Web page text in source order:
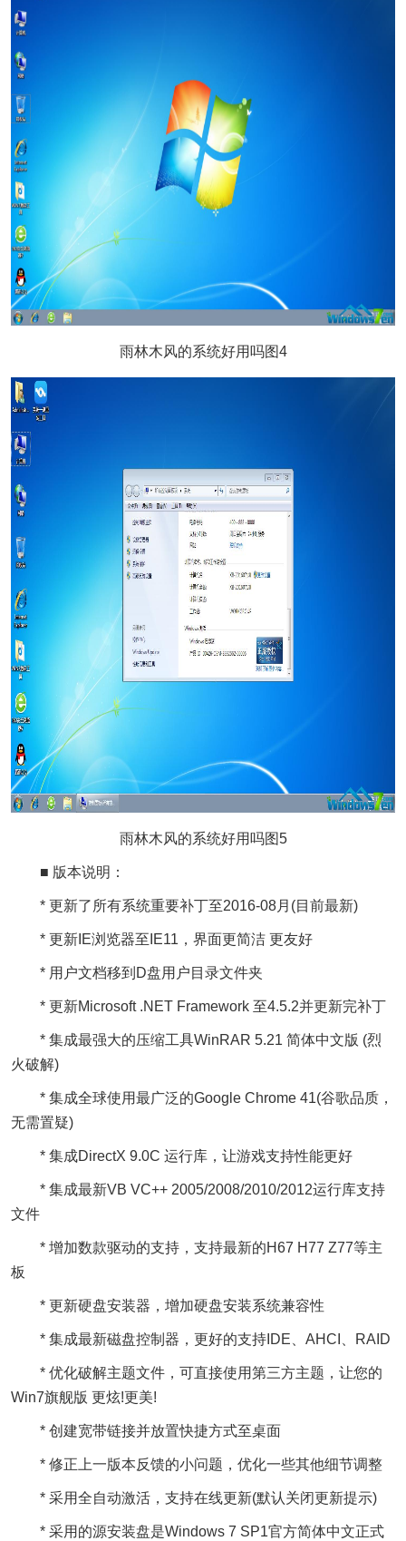
雨林木风的系统好用吗图4
雨林木风的系统好用吗图5
■ 版本说明：
* 更新了所有系统重要补丁至2016-08月(目前最新)
* 更新IE浏览器至IE11，界面更简洁 更友好
* 用户文档移到D盘用户目录文件夹
* 更新Microsoft .NET Framework 至4.5.2并更新完补丁
* 集成最强大的压缩工具WinRAR 5.21 简体中文版 (烈
火破解)
* 集成全球使用最广泛的Google Chrome 41(谷歌品质，
无需置疑)
* 集成DirectX 9.0C 运行库，让游戏支持性能更好
* 集成最新VB VC++ 2005/2008/2010/2012运行库支持
文件
* 增加数款驱动的支持，支持最新的H67 H77 Z77等主
板
* 更新硬盘安装器，增加硬盘安装系统兼容性
* 集成最新磁盘控制器，更好的支持IDE、AHCI、RAID
* 优化破解主题文件，可直接使用第三方主题，让您的
Win7旗舰版 更炫!更美!
* 创建宽带链接并放置快捷方式至桌面
* 修正上一版本反馈的小问题，优化一些其他细节调整
* 采用全自动激活，支持在线更新(默认关闭更新提示)
* 采用的源安装盘是Windows 7 SP1官方简体中文正式